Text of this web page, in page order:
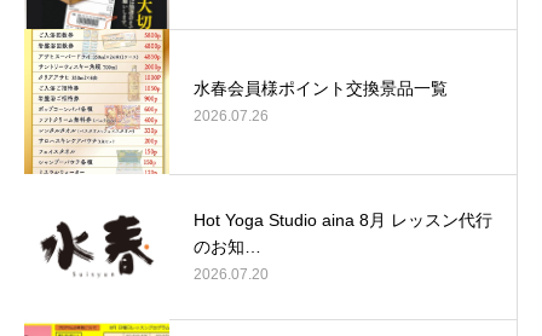
水春会員様ポイント交換景品一覧
2026.07.26
Hot Yoga Studio aina 8月 レッスン代行
のお知…
2026.07.20